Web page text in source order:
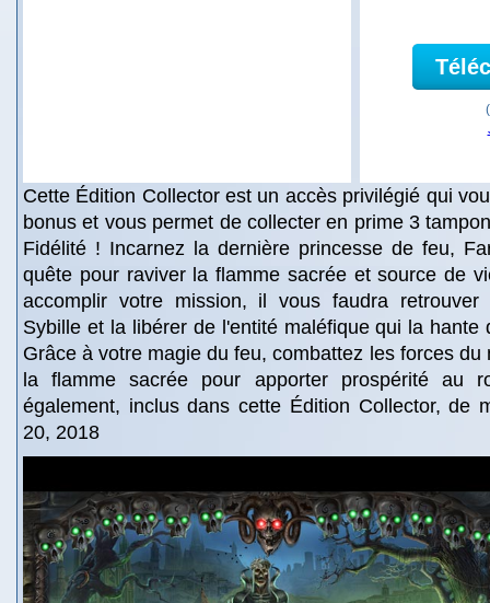
Cette Édition Collector est un accès privilégié qui
bonus et vous permet de collecter en prime 3
Fidélité ! Incarnez la dernière princesse de feu,
quête pour raviver la flamme sacrée et source de
accomplir votre mission, il vous faudra
Sybille et la libérer de l'entité maléfique qui la hante
Grâce à votre magie du feu, combattez les forces du
la flamme sacrée pour apporter prospérité au
également, inclus dans cette Édition Collector, de
20, 2018